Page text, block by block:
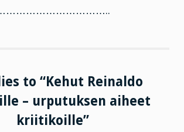
to “Kehut Reinaldo
– urputuksen aiheet
kriitikoille”